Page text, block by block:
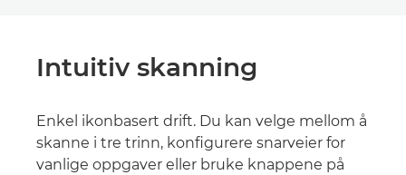
Intuitiv skanning
Enkel ikonbasert drift. Du kan velge mellom å
skanne i tre trinn, konfigurere snarveier for
vanlige oppgaver eller bruke knappene på